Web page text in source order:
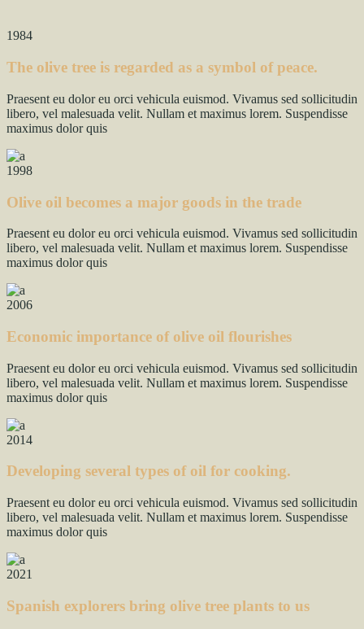
1984
The olive tree is regarded as a symbol of peace.
Praesent eu dolor eu orci vehicula euismod. Vivamus sed sollicitudin
libero, vel malesuada velit. Nullam et maximus lorem. Suspendisse
maximus dolor quis
1998
Olive oil becomes a major goods in the trade
Praesent eu dolor eu orci vehicula euismod. Vivamus sed sollicitudin
libero, vel malesuada velit. Nullam et maximus lorem. Suspendisse
maximus dolor quis
2006
Economic importance of olive oil flourishes
Praesent eu dolor eu orci vehicula euismod. Vivamus sed sollicitudin
libero, vel malesuada velit. Nullam et maximus lorem. Suspendisse
maximus dolor quis
2014
Developing several types of oil for cooking.
Praesent eu dolor eu orci vehicula euismod. Vivamus sed sollicitudin
libero, vel malesuada velit. Nullam et maximus lorem. Suspendisse
maximus dolor quis
2021
Spanish explorers bring olive tree plants to us